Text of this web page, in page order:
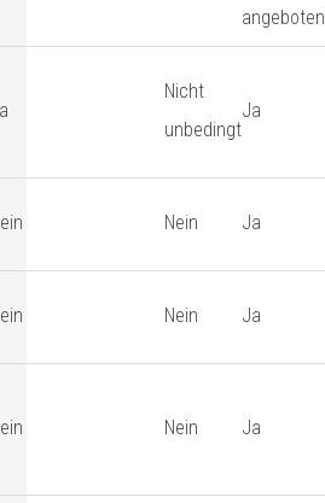
angeboten
Ja
Nicht
unbedingt
Ja
Nein
Ja
Nein
Ja
Nein